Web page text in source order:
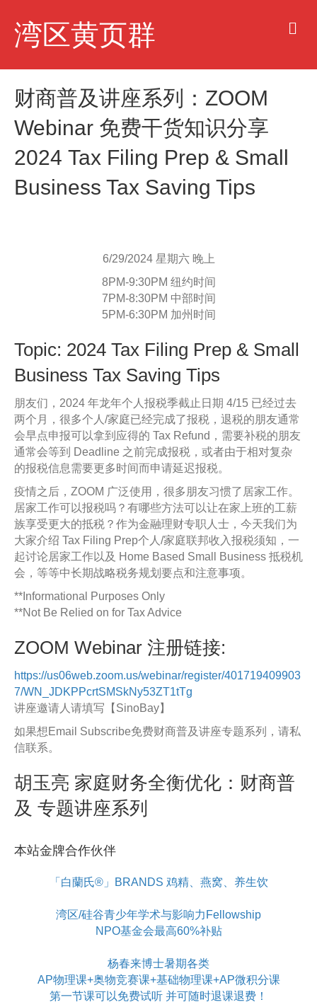
湾区黄页群
u
财商普及讲座系列：ZOOM
Webinar 免费干货知识分享
2024 Tax Filing Prep & Small
Business Tax Saving Tips
6/29/2024 星期六 晚上
8PM-9:30PM 纽约时间
7PM-8:30PM 中部时间
5PM-6:30PM 加州时间
Topic: 2024 Tax Filing Prep & Small
Business Tax Saving Tips
朋友们，2024 年龙年个人报税季截止日期 4/15 已经过去
两个月，很多个人/家庭已经完成了报税，退税的朋友通常
会早点申报可以拿到应得的 Tax Refund，需要补税的朋友
通常会等到 Deadline 之前完成报税，或者由于相对复杂
的报税信息需要更多时间而申请延迟报税。
疫情之后，ZOOM 广泛使用，很多朋友习惯了居家工作。
居家工作可以报税吗？有哪些方法可以让在家上班的工薪
族享受更大的抵税？作为金融理财专职人士，今天我们为
大家介绍 Tax Filing Prep个人/家庭联邦收入报税须知，一
起讨论居家工作以及 Home Based Small Business 抵税机
会，等等中长期战略税务规划要点和注意事项。
**Informational Purposes Only
**Not Be Relied on for Tax Advice
ZOOM Webinar 注册链接:
https://us06web.zoom.us/webinar/register/401719409903
7/WN_JDKPPcrtSMSkNy53ZT1tTg
讲座邀请人请填写【SinoBay】
如果想Email Subscribe免费财商普及讲座专题系列，请私
信联系。
胡玉亮 家庭财务全衡优化：财商普
及 专题讲座系列
本站金牌合作伙伴
「白蘭氏®」BRANDS 鸡精、燕窝、养生饮
湾区/硅谷青少年学术与影响力Fellowship
NPO基金会最高60%补贴
杨春来博士暑期各类
AP物理课+奥物竞赛课+基础物理课+AP微积分课
第一节课可以免费试听 并可随时退课退费！